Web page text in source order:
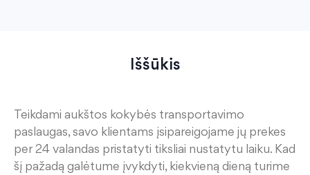
Iššūkis
Teikdami aukštos kokybės transportavimo
paslaugas, savo klientams įsipareigojame jų prekes
per 24 valandas pristatyti tiksliai nustatytu laiku. Kad
šį pažadą galėtume įvykdyti, kiekvieną dieną turime